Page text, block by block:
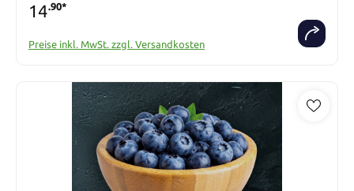
14.90*
Preise inkl. MwSt. zzgl. Versandkosten